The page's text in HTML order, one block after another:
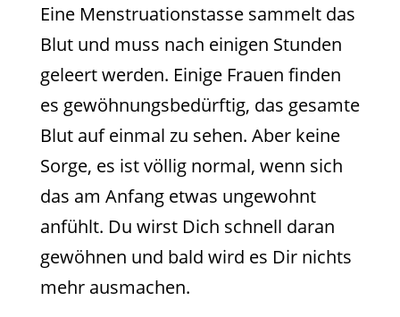
Eine Menstruationstasse sammelt das
Blut und muss nach einigen Stunden
geleert werden. Einige Frauen finden
es gewöhnungsbedürftig, das gesamte
Blut auf einmal zu sehen. Aber keine
Sorge, es ist völlig normal, wenn sich
das am Anfang etwas ungewohnt
anfühlt. Du wirst Dich schnell daran
gewöhnen und bald wird es Dir nichts
mehr ausmachen.